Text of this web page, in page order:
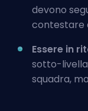
devono
contestare
Essere in
sotto-
squadra,